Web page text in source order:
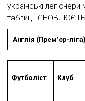
українські
таблиці.
Англія (Прем’єр-ліга)
Футболіст Клуб